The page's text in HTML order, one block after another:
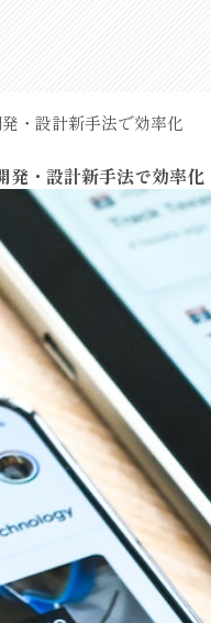
発・設計新手法で効率化